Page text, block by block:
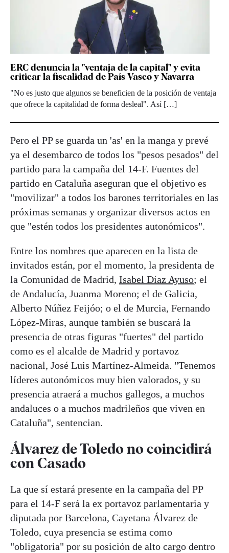
ERC denuncia la "ventaja de la capital" y evita
criticar la fiscalidad de País Vasco y Navarra
"No es justo que algunos se beneficien de la posición de ventaja
que ofrece la capitalidad de forma desleal". Así […]
Pero el PP se guarda un 'as' en la manga y prevé
ya el desembarco de todos los "pesos pesados" del
partido para la campaña del 14-F. Fuentes del
partido en Cataluña aseguran que el objetivo es
"movilizar" a todos los barones territoriales en las
próximas semanas y organizar diversos actos en
que "estén todos los presidentes autonómicos".
Entre los nombres que aparecen en la lista de
invitados están, por el momento, la presidenta de
la Comunidad de Madrid, Isabel Díaz Ayuso; el
de Andalucía, Juanma Moreno; el de Galicia,
Alberto Núñez Feijóo; o el de Murcia, Fernando
López-Miras, aunque también se buscará la
presencia de otras figuras "fuertes" del partido
como es el alcalde de Madrid y portavoz
nacional, José Luis Martínez-Almeida. "Tenemos
líderes autonómicos muy bien valorados, y su
presencia atraerá a muchos gallegos, a muchos
andaluces o a muchos madrileños que viven en
Cataluña", sentencian.
Álvarez de Toledo no coincidirá
con Casado
La que sí estará presente en la campaña del PP
para el 14-F será la ex portavoz parlamentaria y
diputada por Barcelona, Cayetana Álvarez de
Toledo, cuya presencia se estima como
"obligatoria" por su posición de alto cargo dentro